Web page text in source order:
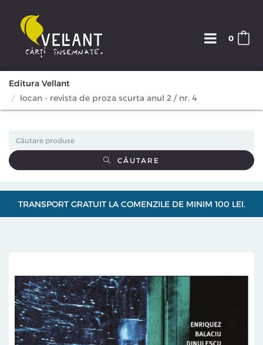
0
Editura Vellant
Iocan - revista de proza scurta anul 2 / nr. 4
CĂUTARE
TRANSPORT GRATUIT LA COMENZILE DE MINIM 100 LEI.